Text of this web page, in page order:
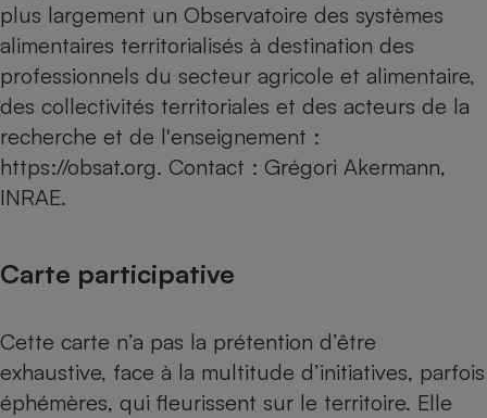
plus largement un Observatoire des systèmes
alimentaires territorialisés à destination des
professionnels du secteur agricole et alimentaire,
des collectivités territoriales et des acteurs de la
recherche et de l'enseignement :
https://obsat.org. Contact : Grégori Akermann,
INRAE.
Carte participative
Cette carte n’a pas la prétention d’être
exhaustive, face à la multitude d’initiatives, parfois
éphémères, qui fleurissent sur le territoire. Elle